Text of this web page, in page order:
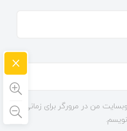
من در مرورگر برای زمانی
×